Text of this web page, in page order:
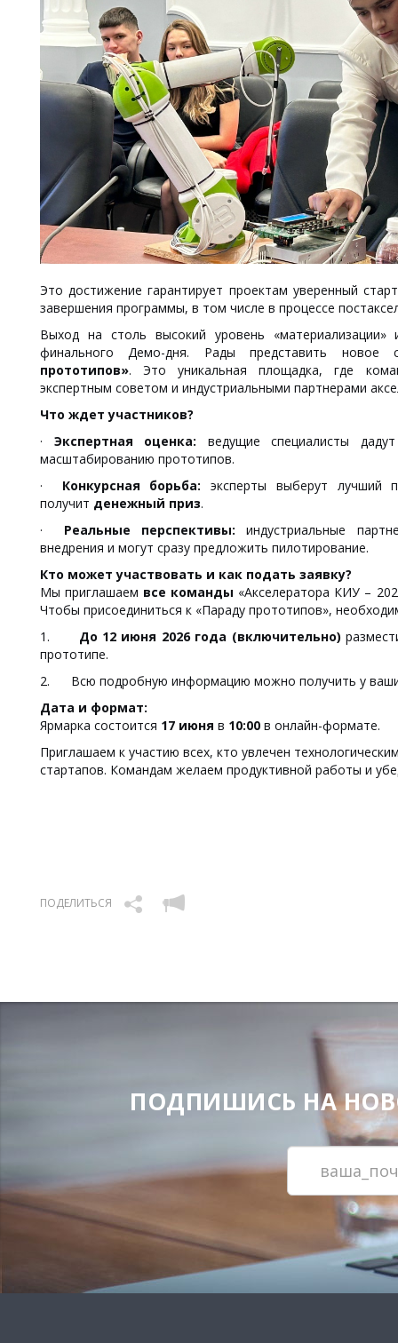
Это достижение гарантирует проектам уверенный
завершения программы, в том числе в процессе
Выход на столь высокий уровень
финального Демо-дня. Рады представить
прототипов». Это уникальная площадка, где
экспертным советом и индустриальными партнерами
Что ждет участников?
· Экспертная оценка: ведущие специалисты
масштабированию прототипов.
· Конкурсная борьба: эксперты выберут лучший
получит денежный приз.
· Реальные перспективы: индустриальные
внедрения и могут сразу предложить пилотирование.
Кто может участвовать и как подать заявку?
Мы приглашаем все команды «Акселератора КИУ –
Чтобы присоединиться к «Параду прототипов»,
1. До 12 июня 2026 года (включительно)
прототипе.
2. Всю подробную информацию можно получить у
Дата и формат:
Ярмарка состоится 17 июня в 10:00 в онлайн-формате.
Приглашаем к участию всех, кто увлечен
стартапов. Командам желаем продуктивной работы и
ПОДЕЛИТЬСЯ
ПОДПИШИСЬ НА